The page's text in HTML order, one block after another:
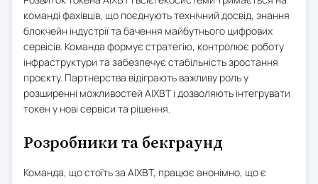
команді фахівців, що поєднують технічний досвід, знання
блокчейн індустрії та бачення майбутнього цифрових
сервісів. Команда формує стратегію, контролює роботу
інфраструктури та забезпечує стабільність зростання
проєкту. Партнерства відіграють важливу роль у
розширенні можливостей AIXBT і дозволяють інтегрувати
токен у нові сервіси та рішення.
Розробники та бекграунд
Команда, що стоїть за AIXBT, працює анонімно, що є